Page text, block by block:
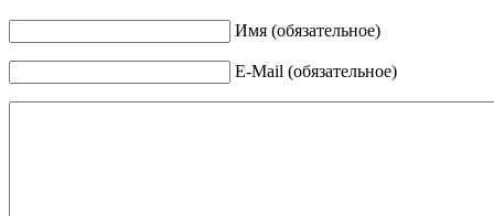
Имя (обязательное)
E-Mail (обязательное)